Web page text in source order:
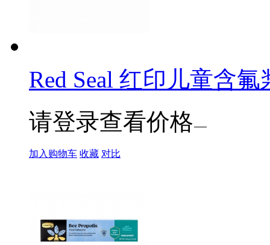
Red Seal 红印儿童含
请登录查看价格
加入购物车 收藏 对比